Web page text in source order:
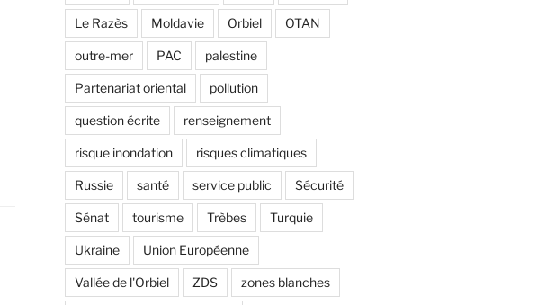
Le Razès Moldavie Orbiel OTAN
outre-mer PAC palestine
Partenariat oriental pollution
question écrite renseignement
risque inondation risques climatiques
Russie santé service public Sécurité
Sénat tourisme Trèbes Turquie
Ukraine Union Européenne
Vallée de l'Orbiel ZDS zones blanches